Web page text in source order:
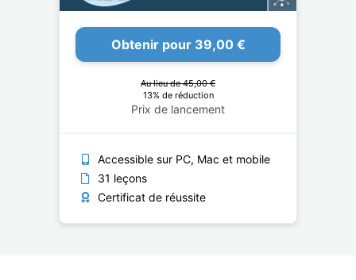
Obtenir pour 39,00 €
Au lieu de 45,00 €
13% de réduction
Prix de lancement
Accessible sur PC, Mac et mobile
31 leçons
Certificat de réussite